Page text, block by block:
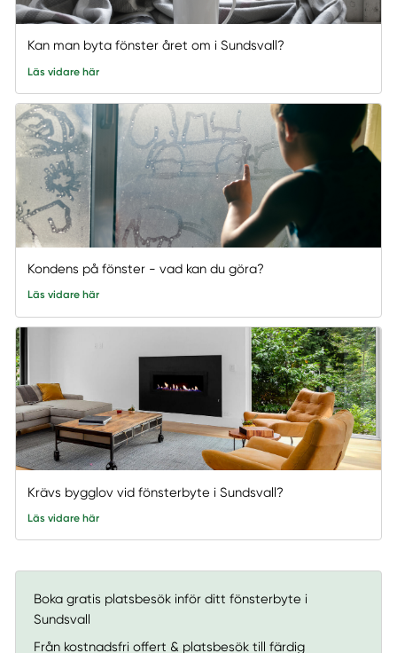
Kan man byta fönster året om i Sundsvall?
Läs vidare här
Kondens på fönster - vad kan du göra?
Läs vidare här
Krävs bygglov vid fönsterbyte i Sundsvall?
Läs vidare här
Boka gratis platsbesök inför ditt fönsterbyte i
Sundsvall
Från kostnadsfri offert & platsbesök till färdig